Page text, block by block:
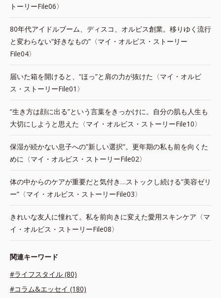
トーリーFile06〉
80年代アイドルブーム、ディスコ、オルビス創業。移りゆく流行
と変わらない“好きなもの”〈マイ・オルビス・ストーリー
File04〉
届いた箱を開けると、“ほっ”と肩の力が抜けた〈マイ・オルビ
ス・ストーリーFile01〉
“生き方は顔に出る”という言葉をきっかけに。自分の肌も人生も
大切にしようと思えた〈マイ・オルビス・ストーリーFile10〉
保湿が続かない息子への”新しい選択”。更年期の私も前を向くた
めに〈マイ・オルビス・ストーリーFile02〉
体の中からのケアが重要だと気付き…ストックし続ける”美容ゼリ
ー”〈マイ・オルビス・ストーリーFile03〉
きれいな友人に憧れて。私を前向きに変えた愛用スキンケア〈マ
イ・オルビス・ストーリーFile08〉
関連キーワード
#ライフスタイル (80)
#コラム&エッセイ (180)